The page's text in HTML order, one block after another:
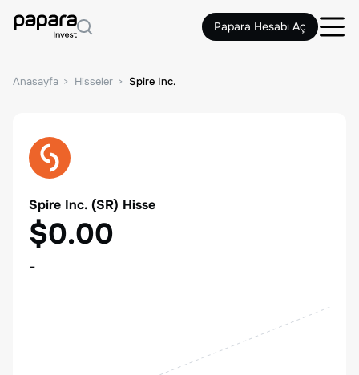
Papara Hesabı Aç
Anasayfa Hisseler Spire Inc.
Spire Inc. (SR) Hisse
$0.00
-